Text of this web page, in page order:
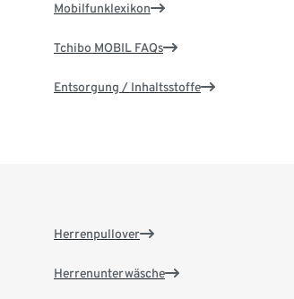
Mobilfunklexikon
Tchibo MOBIL FAQs
Entsorgung / Inhaltsstoffe
Herrenpullover
Herrenunterwäsche